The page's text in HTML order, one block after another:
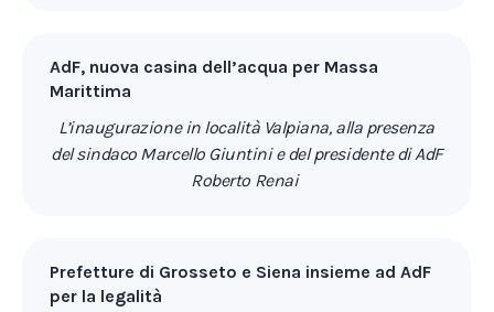
AdF, nuova casina dell’acqua per Massa
Marittima
L’inaugurazione in località Valpiana, alla presenza
del sindaco Marcello Giuntini e del presidente di AdF
Roberto Renai
Prefetture di Grosseto e Siena insieme ad AdF
per la legalità